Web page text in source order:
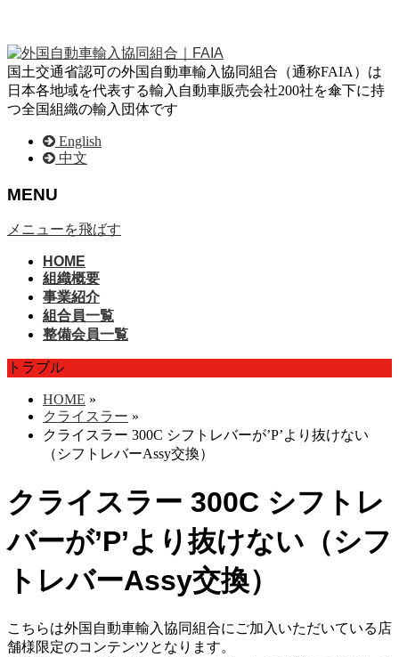
国土交通省認可の外国自動車輸入協同組合（通称FAIA）は
日本各地域を代表する輸入自動車販売会社200社を傘下に持
つ全国組織の輸入団体です
English
中文
MENU
メニューを飛ばす
HOME
組織概要
事業紹介
組合員一覧
整備会員一覧
トラブル
HOME »
クライスラー »
クライスラー 300C シフトレバーが’P’より抜けない
（シフトレバーAssy交換）
クライスラー 300C シフトレ
バーが’P’より抜けない（シフ
トレバーAssy交換）
こちらは外国自動車輸入協同組合にご加入いただいている店
舗様限定のコンテンツとなります。